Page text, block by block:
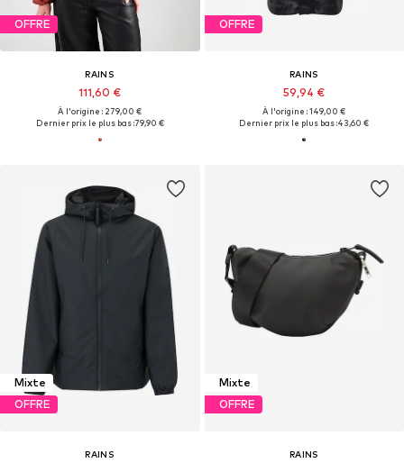
OFFRE
RAINS
111,60 €
À l'origine : 279,00 €
Dernier prix le plus bas :79,90 €
OFFRE
RAINS
59,94 €
À l'origine : 149,00 €
Dernier prix le plus bas :43,60 €
Mixte
OFFRE
RAINS
Mixte
OFFRE
RAINS